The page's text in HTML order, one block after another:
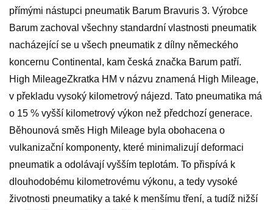
přímými nástupci pneumatik Barum Bravuris 3. Výrobce
Barum zachoval všechny standardní vlastnosti pneumatik
nacházející se u všech pneumatik z dílny německého
koncernu Continental, kam česká značka Barum patří.
High MileageZkratka HM v názvu znamená High Mileage,
v překladu vysoký kilometrový nájezd. Tato pneumatika má
o 15 % vyšší kilometrový výkon než předchozí generace.
Běhounová směs High Mileage byla obohacena o
vulkanizační komponenty, které minimalizují deformaci
pneumatik a odolávají vyšším teplotám. To přispívá k
dlouhodobému kilometrovému výkonu, a tedy vysoké
životnosti pneumatiky a také k menšímu tření, a tudíž nižší